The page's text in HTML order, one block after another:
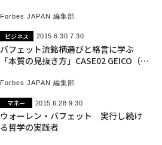
Forbes JAPAN 編集部
ビジネス 2015.6.30 7:30
バフェット流銘柄選びと格言に学ぶ
「本質の見抜き方」CASE02 GEICO（ガ
Forbes JAPAN 編集部
マネー 2015.6.28 9:30
ウォーレン・バフェット 実行し続け
る哲学の実践者